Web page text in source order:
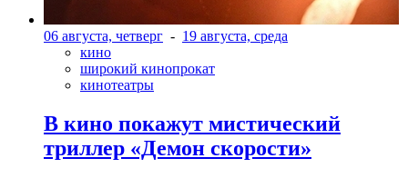
06 августа, четверг - 19 августа, среда
кино
широкий кинопрокат
кинотеатры
В кино покажут мистический
триллер «Демон скорости»